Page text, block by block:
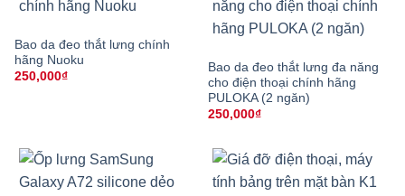
Bao da đeo thắt lưng chính
hãng Nuoku
250,000₫
Bao da đeo thắt lưng đa năng
cho điện thoại chính hãng
PULOKA (2 ngăn)
250,000₫